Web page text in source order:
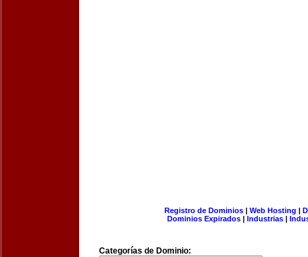
Registro de Dominios| Web Hosting |
Dominios Expirados | Industrias |
Categorías de Dominio: